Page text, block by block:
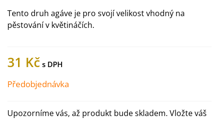
Tento druh agáve je pro svojí velikost vhodný na
pěstování v květináčích.
31 Kč
Předobjednávka
Upozorníme vás, až produkt bude skladem. Vložte váš